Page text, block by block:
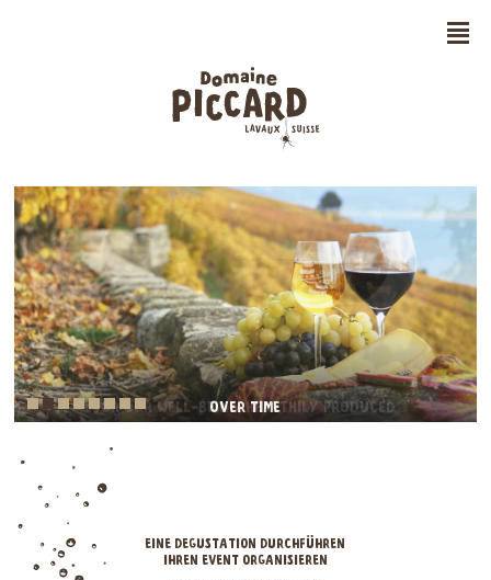
n
OVER TIME
FOR OUR WELL-BEING, HEALTHILY PRODUCED
EINE DEGUSTATION DURCHFÜHREN
IHREN EVENT ORGANISIEREN